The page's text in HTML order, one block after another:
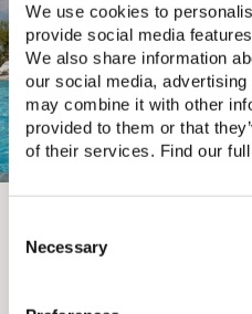
We use cookies to
provide social media
We also share information
our social media,
may combine it with other
provided to them or that
of their services. Find our
Necessary
Domes Noruz
Dieses luxuriöse Resort in